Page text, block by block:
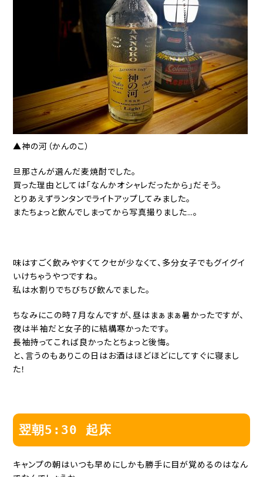
▲神の河（かんのこ）
旦那さんが選んだ麦焼酎でした。
買った理由としては「なんかオシャレだったから」だそう。
とりあえずランタンでライトアップしてみました。
またちょっと飲んでしまってから写真撮りました…。
味はすごく飲みやすくてクセが少なくて、多分女子でもグイグイ
いけちゃうやつですね。
私は水割りでちびちび飲んでました。
ちなみにこの時７月なんですが、昼はまぁまぁ暑かったですが、
夜は半袖だと女子的に結構寒かったです。
長袖持ってこれば良かったとちょっと後悔。
と、言うのもありこの日はお酒はほどほどにしてすぐに寝まし
た！
翌朝5:30 起床
キャンプの朝はいつも早めにしかも勝手に目が覚めるのはなん